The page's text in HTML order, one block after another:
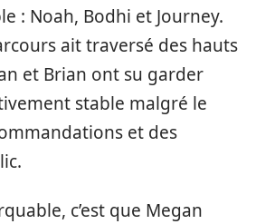
: Noah, Bodhi et Journey.
ait traversé des hauts
et Brian ont su garder
stable malgré le
et des
c’est que Megan